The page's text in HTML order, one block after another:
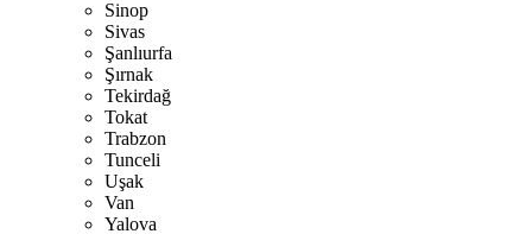
Sinop
Sivas
Şanlıurfa
Şırnak
Tekirdağ
Tokat
Trabzon
Tunceli
Uşak
Van
Yalova